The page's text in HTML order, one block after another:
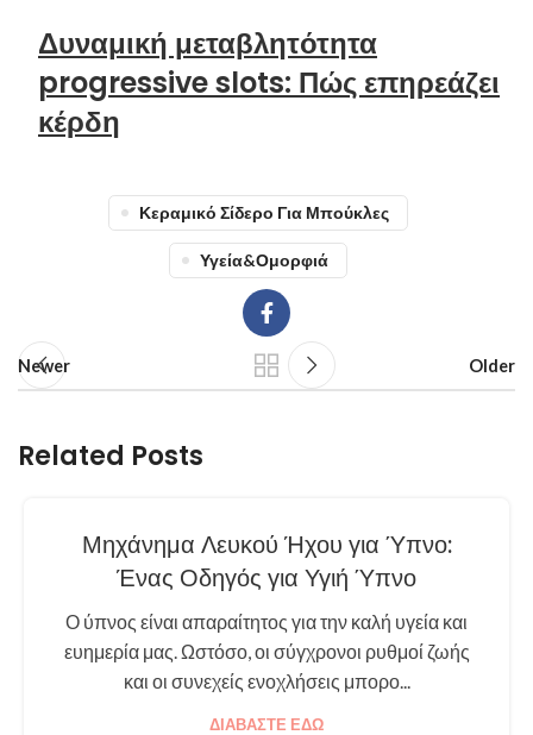
Δυναμική μεταβλητότητα
progressive slots: Πώς επηρεάζει
κέρδη
Κεραμικό Σίδερο Για Μπούκλες
Υγεία&Ομορφιά
Newer Older
Related Posts
Μηχάνημα Λευκού Ήχου για Ύπνο:
Ένας Οδηγός για Υγιή Ύπνο
Ο ύπνος είναι απαραίτητος για την καλή υγεία και
ευημερία μας. Ωστόσο, οι σύγχρονοι ρυθμοί ζωής
και οι συνεχείς ενοχλήσεις μπορο...
ΔΙΑΒΆΣΤΕ ΕΔΏ